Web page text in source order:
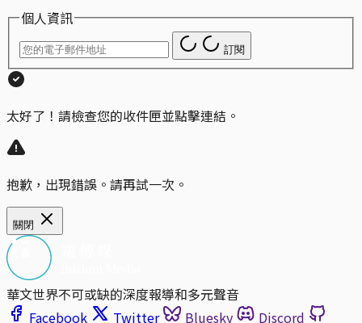
個人資訊
訂閱
太好了！請檢查您的收件匣並點擊連結。
抱歉，出現錯誤。請再試一次。
關閉
華文世界不可或缺的深度報導和多元聲音
Facebook
Twitter Bluesky
Discord